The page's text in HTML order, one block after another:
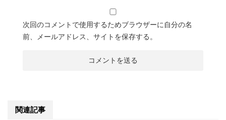
次回のコメントで使用するためブラウザーに自分の名
前、メールアドレス、サイトを保存する。
関連記事